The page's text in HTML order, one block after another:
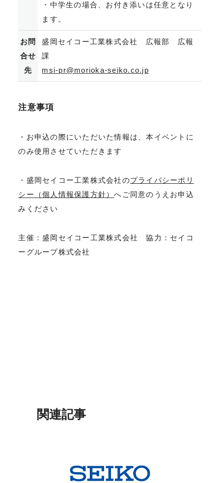
・中学生の場合、お付き添いは任意となり
ます。
お問
合せ
先
盛岡セイコー工業株式会社 広報部 広報
課
msi-pr@morioka-seiko.co.jp
注意事項
・お申込の際にいただいた情報は、本イベントに
のみ使用させていただきます
・盛岡セイコー工業株式会社のプライバシーポリ
シー（個人情報保護方針）へご同意のうえお申込
みください
主催：盛岡セイコー工業株式会社 協力：セイコ
ーグループ株式会社
関連記事